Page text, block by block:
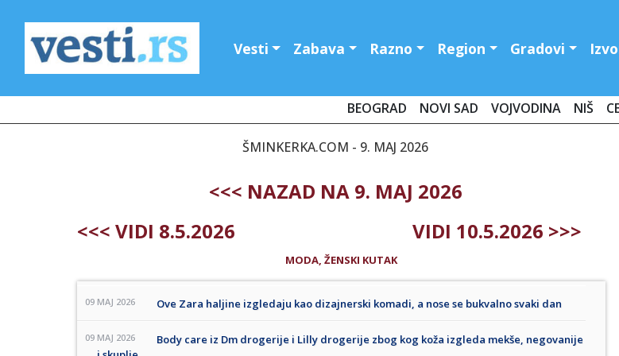
Vesti Zabava Razno Region Gradovi
BEOGRAD NOVI SAD VOJVODINA NIŠ
ŠMINKERKA.COM - 9. MAJ 2026
<<< NAZAD NA 9. MAJ 2026
<<< VIDI 8.5.2026
VIDI 10.5.2026 >>>
MODA, ŽENSKI KUTAK
09 MAJ 2026 Ove Zara haljine izgledaju kao dizajnerski komadi, a nose se bukvalno svaki dan
09 MAJ 2026
Body care iz Dm drogerije i Lilly drogerije zbog kog koža izgleda mekše, negovanije